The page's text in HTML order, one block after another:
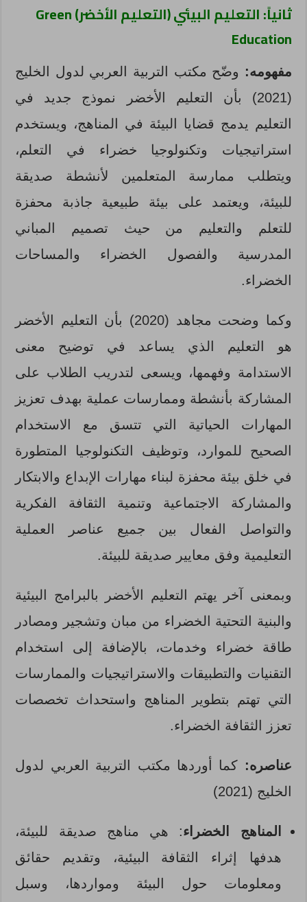
ثانياً: التعليم البيئي (التعليم الأخضر)Green
Education
مفهومه: وضّح مكتب التربية العربي لدول الخليج
(2021) بأن التعليم الأخضر نموذج جديد في
التعليم يدمج قضايا البيئة في المناهج، ويستخدم
استراتيجيات وتكنولوجيا خضراء في التعلم،
ويتطلب ممارسة المتعلمين لأنشطة صديقة
للبيئة، ويعتمد على بيئة طبيعية جاذبة محفزة
للتعلم والتعليم من حيث تصميم المباني
المدرسية والفصول الخضراء والمساحات
الخضراء.
وكما وضحت مجاهد (2020) بأن التعليم الأخضر
هو التعليم الذي يساعد في توضيح معنى
الاستدامة وفهمها، ويسعى لتدريب الطلاب على
المشاركة بأنشطة وممارسات عملية بهدف تعزيز
المهارات الحياتية التي تتسق مع الاستخدام
الصحيح للموارد، وتوظيف التكنولوجيا المتطورة
في خلق بيئة محفزة لبناء مهارات الإبداع والابتكار
والمشاركة الاجتماعية وتنمية الثقافة الفكرية
والتواصل الفعال بين جميع عناصر العملية
التعليمية وفق معايير صديقة للبيئة.
وبمعنى آخر يهتم التعليم الأخضر بالبرامج البيئية
والبنية التحتية الخضراء من مبان وتشجير ومصادر
طاقة خضراء وخدمات، بالإضافة إلى استخدام
التقنيات والتطبيقات والاستراتيجيات والممارسات
التي تهتم بتطوير المناهج واستحداث تخصصات
تعزز الثقافة الخضراء.
عناصره: كما أوردها مكتب التربية العربي لدول
الخليج (2021)
المناهج الخضراء: هي مناهج صديقة للبيئة،
هدفها إثراء الثقافة البيئية، وتقديم حقائق
ومعلومات حول البيئة ومواردها، وسبل